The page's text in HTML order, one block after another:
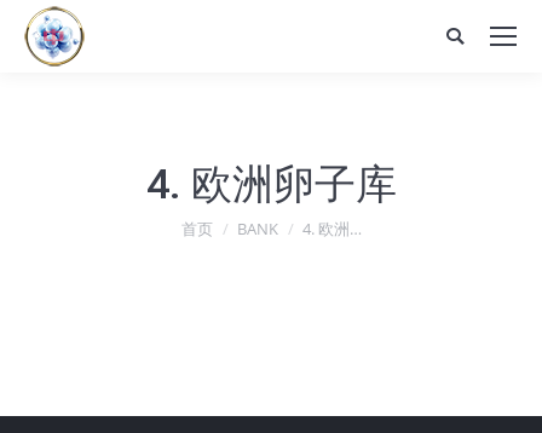
Search:
4. 欧洲卵子库
您在这里：
首页 BANK 4. 欧洲…